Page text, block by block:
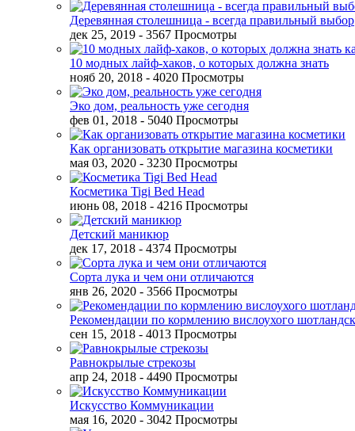
Деревянная столешница - всегда правильный выбор
дек 25, 2019 - 3567 Просмотры
10 модных лайф-хаков, о которых должна знать
нояб 20, 2018 - 4020 Просмотры
Эко дом, реальность уже сегодня
фев 01, 2018 - 5040 Просмотры
Как организовать открытие магазина косметики
мая 03, 2020 - 3230 Просмотры
Косметика Tigi Bed Head
июнь 08, 2018 - 4216 Просмотры
Детский маникюр
дек 17, 2018 - 4374 Просмотры
Сорта лука и чем они отличаются
янв 26, 2020 - 3566 Просмотры
Рекомендации по кормлению вислоухого
сен 15, 2018 - 4013 Просмотры
Равнокрылые стрекозы
апр 24, 2018 - 4490 Просмотры
Искусство Коммуникации
мая 16, 2020 - 3042 Просмотры